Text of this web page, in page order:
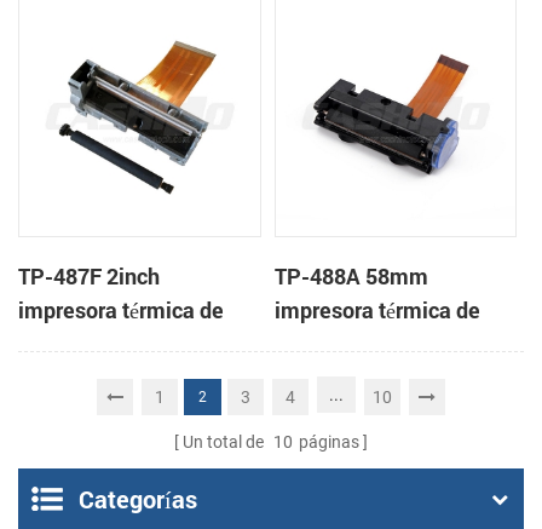
TP-487F 2inch
impresora térmica de
cabeza
TP-488A 58mm
impresora térmica de
cabeza
1 2 3 4 ... 10
Un total de 10 páginas
Categorías